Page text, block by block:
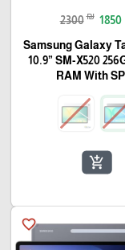
2300 ₪ 1850
Samsung Galaxy
10.9” SM-X520
RAM With
add_shopping_cart
favorite_border